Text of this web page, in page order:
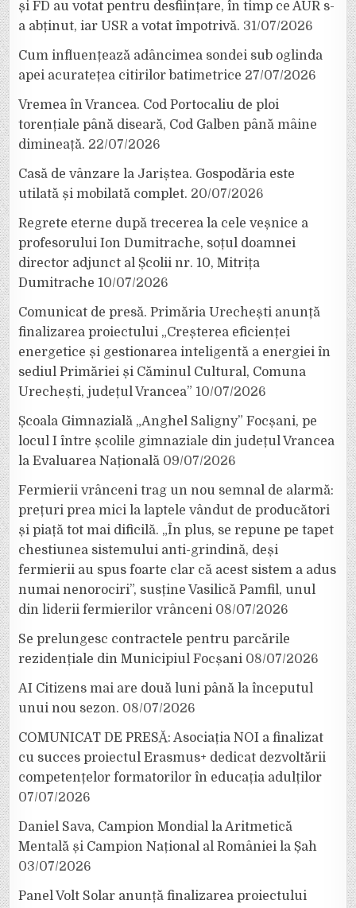
și FD au votat pentru desființare, în timp ce AUR s-
a abținut, iar USR a votat împotrivă. 31/07/2026
Cum influențează adâncimea sondei sub oglinda
apei acuratețea citirilor batimetrice 27/07/2026
Vremea în Vrancea. Cod Portocaliu de ploi
torențiale până diseară, Cod Galben până mâine
dimineață. 22/07/2026
Casă de vânzare la Jariștea. Gospodăria este
utilată și mobilată complet. 20/07/2026
Regrete eterne după trecerea la cele veșnice a
profesorului Ion Dumitrache, soțul doamnei
director adjunct al Școlii nr. 10, Mitrița
Dumitrache 10/07/2026
Comunicat de presă. Primăria Urechești anunță
finalizarea proiectului „Creșterea eficienței
energetice și gestionarea inteligentă a energiei în
sediul Primăriei și Căminul Cultural, Comuna
Urechești, județul Vrancea” 10/07/2026
Școala Gimnazială „Anghel Saligny” Focșani, pe
locul I între școlile gimnaziale din județul Vrancea
la Evaluarea Națională 09/07/2026
Fermierii vrânceni trag un nou semnal de alarmă:
prețuri prea mici la laptele vândut de producători
și piață tot mai dificilă. „În plus, se repune pe tapet
chestiunea sistemului anti-grindină, deși
fermierii au spus foarte clar că acest sistem a adus
numai nenorociri”, susține Vasilică Pamfil, unul
din liderii fermierilor vrânceni 08/07/2026
Se prelungesc contractele pentru parcările
rezidențiale din Municipiul Focșani 08/07/2026
AI Citizens mai are două luni până la începutul
unui nou sezon. 08/07/2026
COMUNICAT DE PRESĂ: Asociația NOI a finalizat
cu succes proiectul Erasmus+ dedicat dezvoltării
competențelor formatorilor în educația adulților
07/07/2026
Daniel Sava, Campion Mondial la Aritmetică
Mentală și Campion Național al României la Șah
03/07/2026
Panel Volt Solar anunță finalizarea proiectului